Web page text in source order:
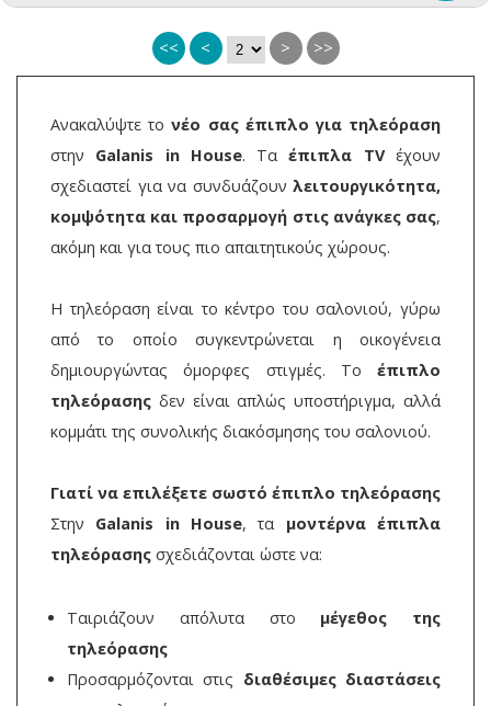
<< < > >>
Ανακαλύψτε τονέο σας έπιπλο για τηλεόραση
στην Galanis in House. Ταέπιπλα TVέχουν
σχεδιαστεί για να συνδυάζουν λειτουργικότητα,
κομψότητα και προσαρμογή στις ανάγκες σας,
ακόμη και για τους πιο απαιτητικούς χώρους.
Η τηλεόραση είναι το κέντρο του σαλονιού, γύρω
από το οποίο συγκεντρώνεται η οικογένεια
δημιουργώντας όμορφες στιγμές. Το έπιπλο
τηλεόρασης δεν είναι απλώς υποστήριγμα, αλλά
κομμάτι της συνολικής διακόσμησης του σαλονιού.
Γιατί να επιλέξετε σωστό έπιπλο τηλεόρασης
Στην Galanis in House, τα μοντέρνα έπιπλα
τηλεόρασης σχεδιάζονται ώστε να:
Ταιριάζουν απόλυτα στο μέγεθος της
τηλεόρασης
Προσαρμόζονται στις διαθέσιμες διαστάσεις